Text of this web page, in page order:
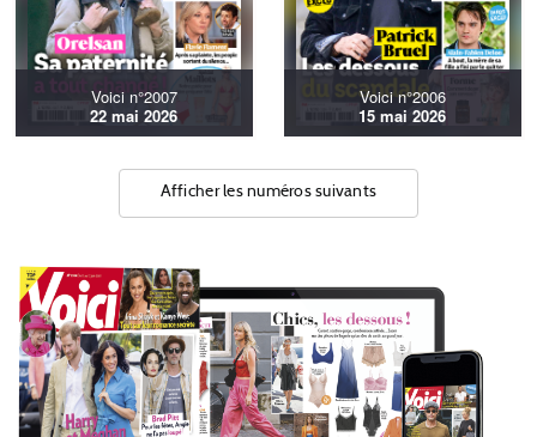
Voici n°2007
22 mai 2026
Voici n°2006
15 mai 2026
Afficher les numéros suivants